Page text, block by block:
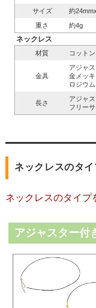
サイズ
約
重さ
約4g
ネックレス
材質 コット
金具
アジャ
金メッキ
ロジウ
長さ
アジャ
フリー
ネックレスのタ
ネックレスのタイプ
アジャスター付